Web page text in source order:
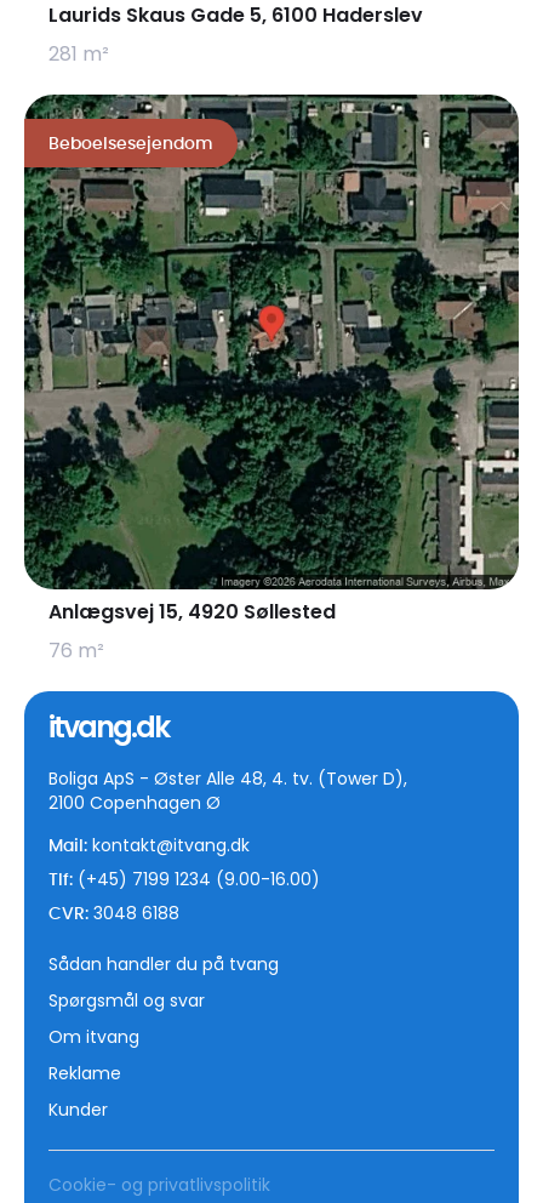
Laurids Skaus Gade 5, 6100 Haderslev
281 m²
Beboelsesejendom
Anlægsvej 15, 4920 Søllested
76 m²
itvang.dk
Sådan handler du på tvang
Spørgsmål og svar
Om itvang
Reklame
Kunder
Boliga ApS - Øster Alle 48, 4. tv. (Tower D),
2100 Copenhagen Ø
Mail: kontakt@itvang.dk
Tlf: (+45) 7199 1234 (9.00-16.00)
CVR: 3048 6188
Cookie- og privatlivspolitik